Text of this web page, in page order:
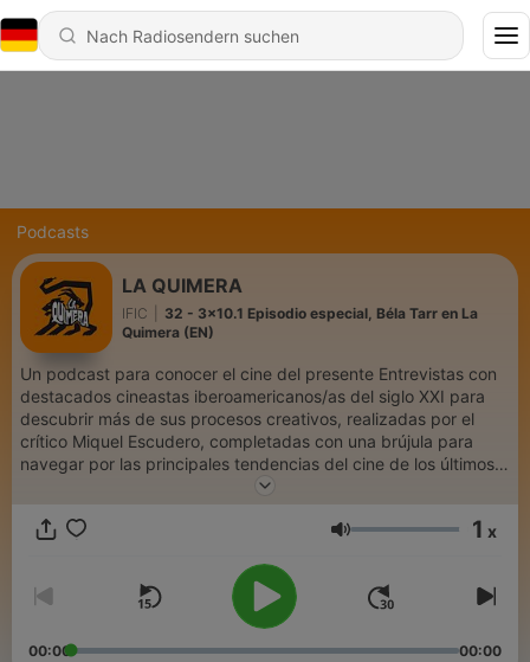
Podcasts
LA QUIMERA
IFIC
32 - 3x10.1 Episodio especial, Béla Tarr en La
Quimera (EN)
Un podcast para conocer el cine del presente Entrevistas con
destacados cineastas iberoamericanos/as del siglo XXI para
descubrir más de sus procesos creativos, realizadas por el
crítico Miquel Escudero, completadas con una brújula para
navegar por las principales tendencias del cine de los últimos
años y del futuro, a cargo de la programadora Beatrice
Lautstärke 1 x
00:00 00:00